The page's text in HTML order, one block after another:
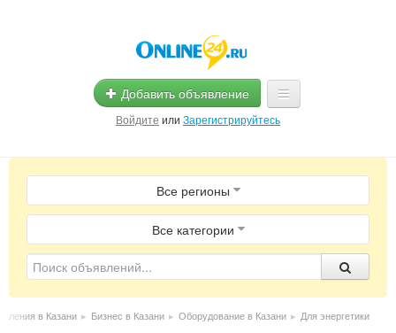
Добавить объявление
Войдите или Зарегистрируйтесь
Главная
Помощь
Услуги
Магазины
Все регионы
Все категории
в Казани ▸ Бизнес в Казани ▸ Оборудование в Казани ▸ Для энергетики